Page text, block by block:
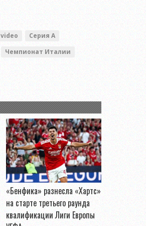
video
Серия А
Чемпионат Италии
«Бенфика» разнесла «Хартс»
на старте третьего раунда
квалификации Лиги Европы